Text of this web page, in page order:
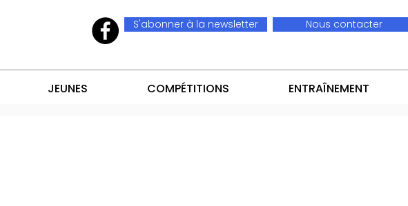
S'abonner à la newsletter Nous contacter
JEUNES COMPÉTITIONS ENTRAÎNEMENT